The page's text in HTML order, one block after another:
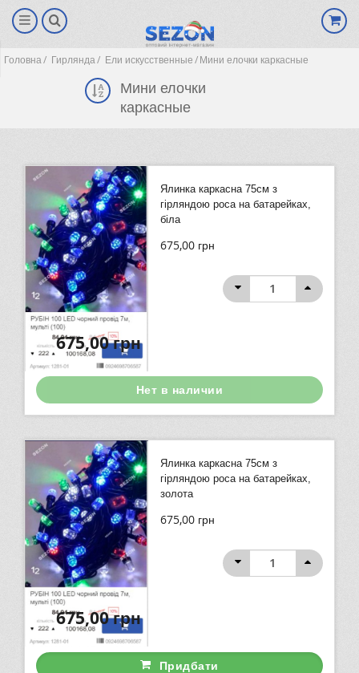
(0)
Головна Гирлянда Ели искусственные Мини елочки каркасные
Мини елочки
каркасные
Ялинка каркасна 75см з
гірляндою роса на батарейках,
біла
675,00 грн
675,00грн
Нет в наличии
Ялинка каркасна 75см з
гірляндою роса на батарейках,
золота
675,00 грн
675,00грн
Придбати